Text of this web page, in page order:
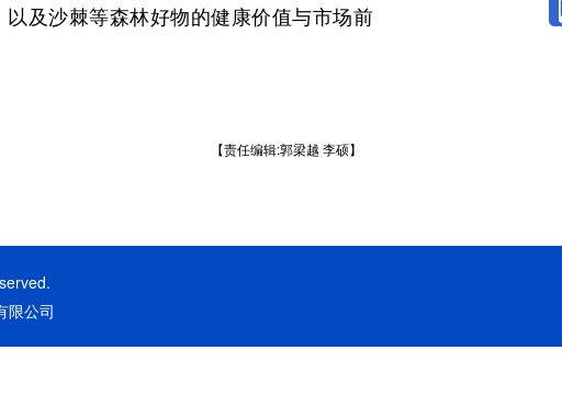
及沙棘等森林好物的健康价值与市场前
【责任编辑:郭梁越 李硕】
公司